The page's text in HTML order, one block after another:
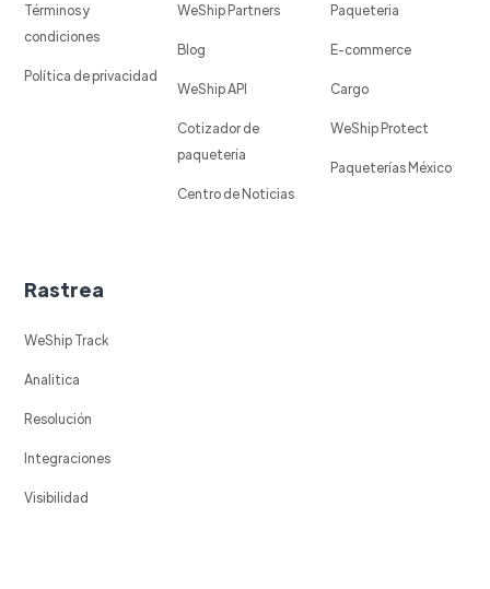
Términos y
condiciones
Política de privacidad
WeShip Partners
Blog
WeShip API
Cotizador de
paqueteria
Centro de Noticias
Paqueteria
E-commerce
Cargo
WeShip Protect
Paqueterías México
Rastrea
WeShip Track
Analitica
Resolución
Integraciones
Visibilidad